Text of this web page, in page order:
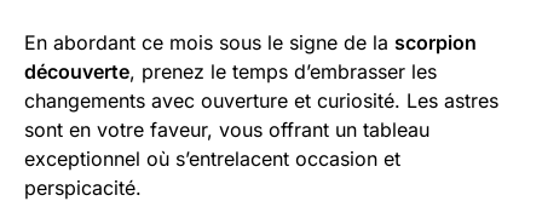
En abordant ce mois sous le signe de la scorpion
découverte, prenez le temps d’embrasser les
changements avec ouverture et curiosité. Les astres
sont en votre faveur, vous offrant un tableau
exceptionnel où s’entrelacent occasion et
perspicacité.